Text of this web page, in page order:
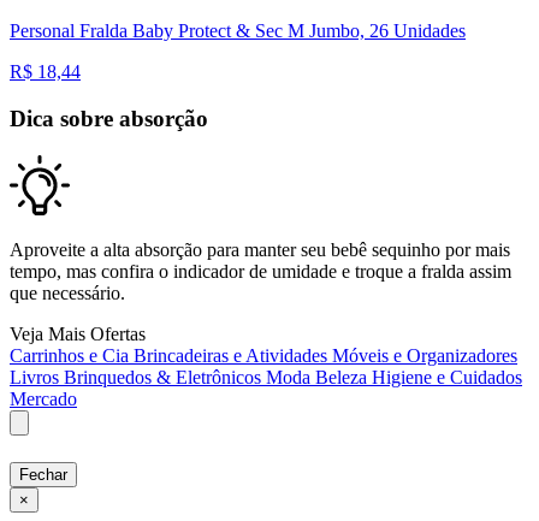
Personal Fralda Baby Protect & Sec M Jumbo, 26 Unidades
R$ 18,44
Dica sobre absorção
Aproveite a alta absorção para manter seu bebê sequinho por mais
tempo, mas confira o indicador de umidade e troque a fralda assim
que necessário.
Veja Mais Ofertas
Carrinhos e Cia Brincadeiras e Atividades Móveis e Organizadores
Livros Brinquedos & Eletrônicos Moda Beleza Higiene e Cuidados
Mercado
Fechar
×